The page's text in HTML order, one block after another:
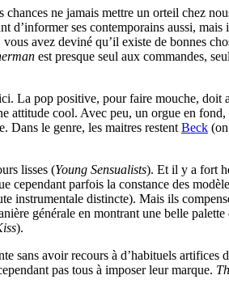
ne jamais mettre un orteil chez
ses contemporains aussi,
avez deviné qu’il existe de bonnes
est presque seul aux commandes,
La pop positive, pour faire mouche, doit
attitude cool. Avec peu, un orgue en
Dans le genre, les maitres restent Beck
lisses (Young Sensualists). Et il y a fort
cependant parfois la constance des
instrumentale distincte). Mais ils
générale en montrant une belle
).
sans avoir recours à d’habituels
pas tous à imposer leur marque.